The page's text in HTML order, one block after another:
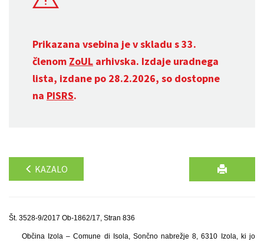
Prikazana vsebina je v skladu s 33.
členom ZoUL arhivska. Izdaje uradnega
lista, izdane po 28.2.2026, so dostopne
na PISRS.
KAZALO
Št. 3528-9/2017 Ob-1862/17, Stran 836
Občina Izola – Comune di Isola, Sončno nabrežje 8, 6310 Izola, ki jo